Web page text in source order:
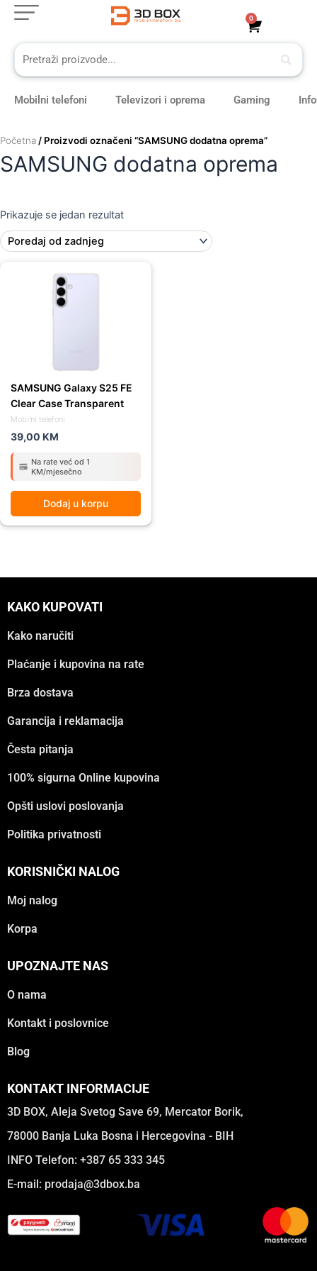
Skip
content
0
Cart
Mobilni telefoni Televizori i oprema Gaming
Početna / Proizvodi označeni “SAMSUNG dodatna oprema”
SAMSUNG dodatna oprema
Prikazuje se jedan rezultat
Mobilni telefoni
SAMSUNG Galaxy S25 FE
Clear Case Transparent
39,00 KM
Na rate već od 1
KM/mjesečno
Dodaj u korpu
KAKO KUPOVATI
Kako naručiti
Plaćanje i kupovina na rate
Brza dostava
Garancija i reklamacija
Česta pitanja
100% sigurna Online kupovina
Opšti uslovi poslovanja
Politika privatnosti
KORISNIČKI NALOG
Moj nalog
Korpa
UPOZNAJTE NAS
O nama
Kontakt i poslovnice
Blog
KONTAKT INFORMACIJE
3D BOX, Aleja Svetog Save 69, Mercator Borik,
78000 Banja Luka Bosna i Hercegovina - BIH
INFO Telefon: +387 65 333 345
E-mail: prodaja@3dbox.ba